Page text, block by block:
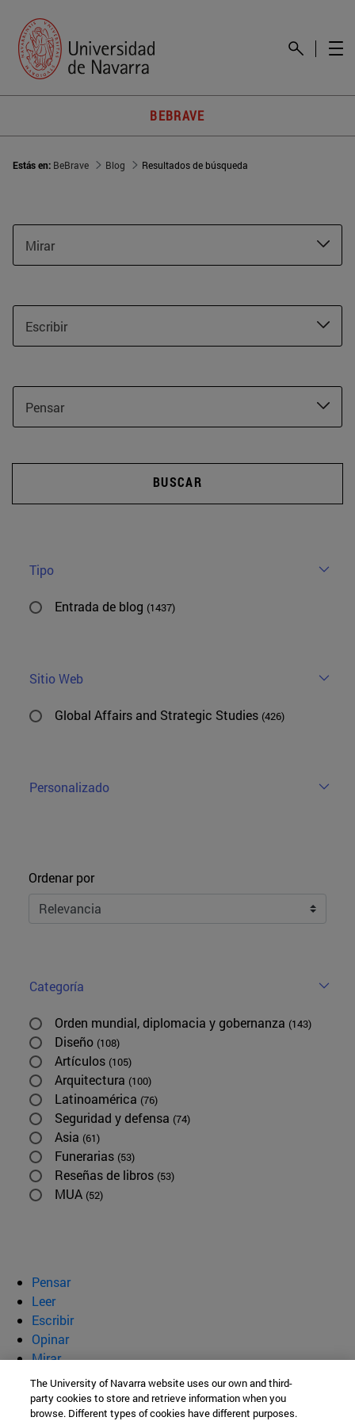
BEBRAVE
Estás en: BeBrave Blog Resultados de búsqueda
Mirar
Escribir
Pensar
BUSCAR
Tipo
Entrada de blog (1437)
Sitio Web
Global Affairs and Strategic Studies (426)
Personalizado
Ordenar
Ordenar por
Categoría
Orden mundial, diplomacia y gobernanza (143)
Diseño (108)
Artículos (105)
Arquitectura (100)
Latinoamérica (76)
Seguridad y defensa (74)
Asia (61)
Funerarias (53)
Reseñas de libros (53)
MUA (52)
Pensar
Leer
Escribir
Opinar
Mirar
Quiénes somos
BeBrave
The University of Navarra website uses our own and third-
party cookies to store and retrieve information when you
browse. Different types of cookies have different purposes.